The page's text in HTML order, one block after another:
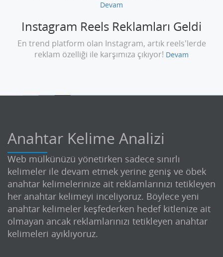
Devam
Instagram Reels Reklamları Geldi
En trend platform olan Instagram, artık reels'lerde
reklam özelliği ile karşımıza çıkıyor! Devam
Anahtar Kelime Analizi
Web mülkünüzü yönetirken sadece sınırlı
kelimeler ile devam etmek yerine geniş ve öbek
anahtar kelimelerinize ait reklamlarınızı tetikleyen
her anahtar kelimeyi inceliyoruz. Böylece yeni
anahtar kelimeler keşfederken hedef kitlenize ait
olmayan ancak reklamlarınızı tetikleyen anahtar
kelimeleri ayıklıyoruz.